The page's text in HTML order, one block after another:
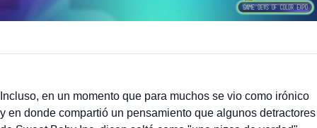
Incluso, en un momento que para muchos se vio como irónico
y en donde compartió un pensamiento que algunos detractores